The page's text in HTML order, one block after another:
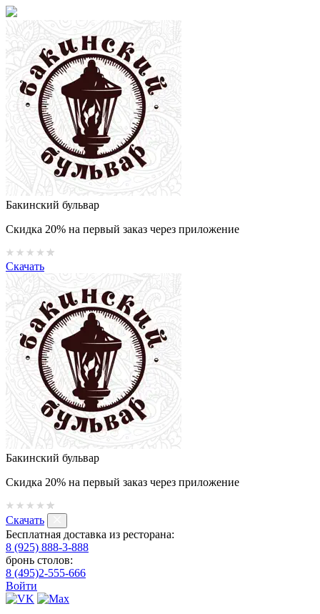
Бакинский бульвар
Скидка 20% на первый заказ через приложение
Скачать
Бакинский бульвар
Скидка 20% на первый заказ через приложение
Скачать
Бесплатная доставка из ресторана:
8 (925) 888-3-888
бронь столов:
8 (495)2-555-666
Войти